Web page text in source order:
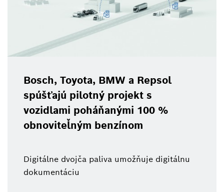
Bosch, Toyota, BMW a Repsol
spúšťajú pilotný projekt s
vozidlami poháňanými 100 %
obnoviteľným benzínom
Digitálne dvojča paliva umožňuje digitálnu
dokumentáciu